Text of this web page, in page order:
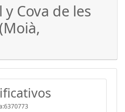
y Cova de les